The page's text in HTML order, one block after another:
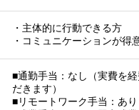
・主体的に行動できる方
・コミュニケーションが得
■通勤手当：なし（実費を
だきます）
■リモートワーク手当：あり